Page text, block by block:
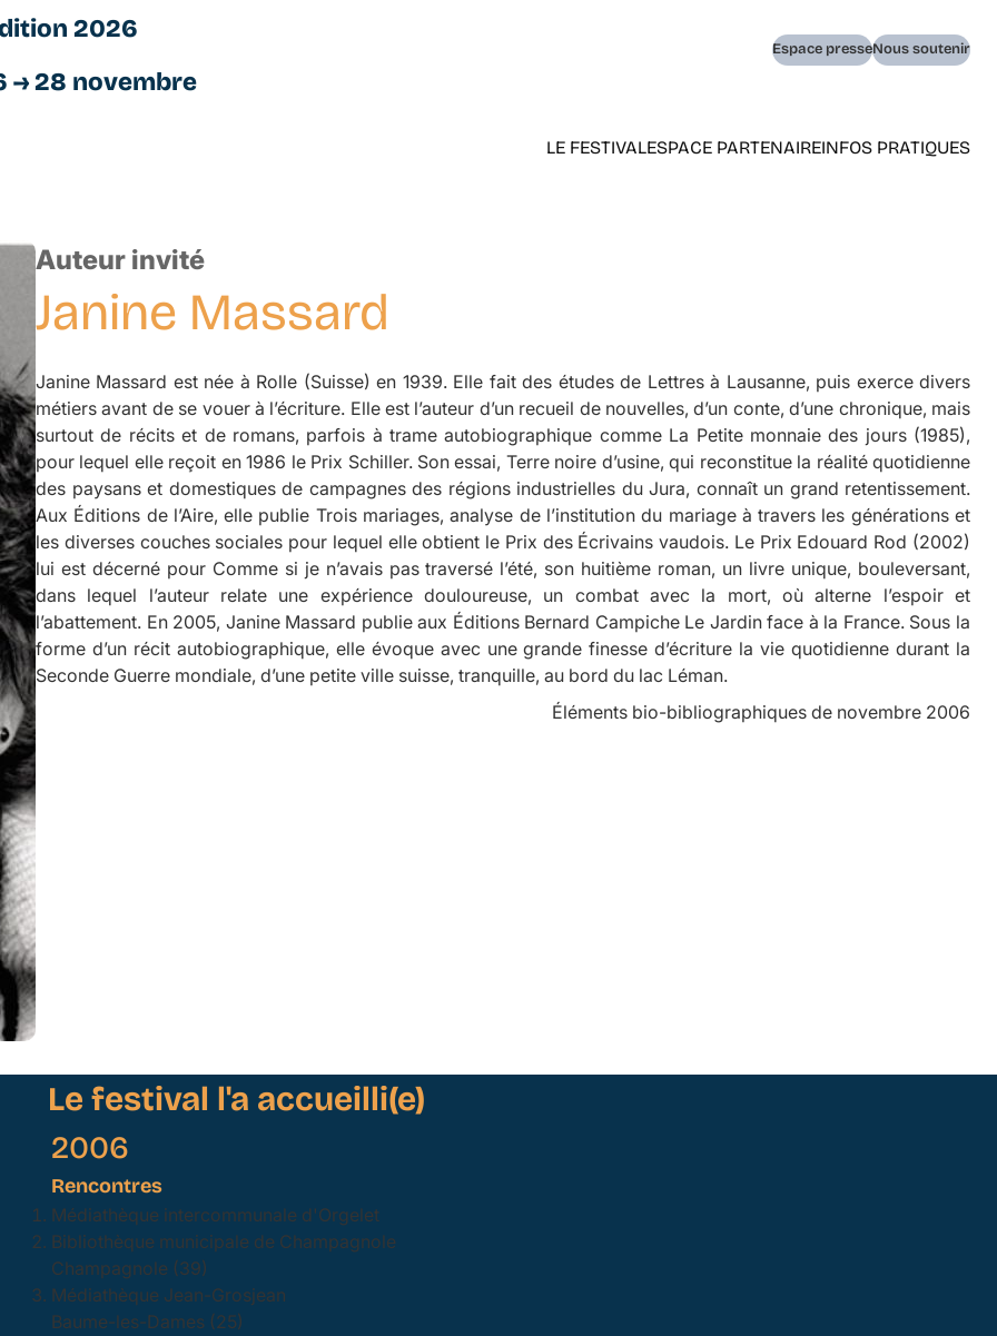
2026
→ 28 novembre
Navigation
LE FESTIVALESPACE PARTENAIREINFOS PRATIQUES
Navigation
Espace presseNous soutenir
Auteur invité
Janine Massard
Janine Massard est née à Rolle (Suisse) en 1939. Elle fait des études de Lettres à Lausanne, puis exerce divers
métiers avant de se vouer à l’écriture. Elle est l’auteur d’un recueil de nouvelles, d’un conte, d’une chronique, mais
surtout de récits et de romans, parfois à trame autobiographique comme La Petite monnaie des jours (1985),
pour lequel elle reçoit en 1986 le Prix Schiller. Son essai, Terre noire d’usine, qui reconstitue la réalité quotidienne
des paysans et domestiques de campagnes des régions industrielles du Jura, connaît un grand retentissement.
Aux Éditions de l’Aire, elle publie Trois mariages, analyse de l’institution du mariage à travers les générations et
les diverses couches sociales pour lequel elle obtient le Prix des Écrivains vaudois. Le Prix Edouard Rod (2002)
lui est décerné pour Comme si je n’avais pas traversé l’été, son huitième roman, un livre unique, bouleversant,
dans lequel l’auteur relate une expérience douloureuse, un combat avec la mort, où alterne l’espoir et
l’abattement. En 2005, Janine Massard publie aux Éditions Bernard Campiche Le Jardin face à la France. Sous la
forme d’un récit autobiographique, elle évoque avec une grande finesse d’écriture la vie quotidienne durant la
Seconde Guerre mondiale, d’une petite ville suisse, tranquille, au bord du lac Léman.
Éléments bio-bibliographiques de novembre 2006
Le festival l'a accueilli(e)
2006
Rencontres
Médiathèque intercommunale d'Orgelet
Bibliothèque municipale de Champagnole
Champagnole (39)
Médiathèque Jean-Grosjean
Baume-les-Dames (25)